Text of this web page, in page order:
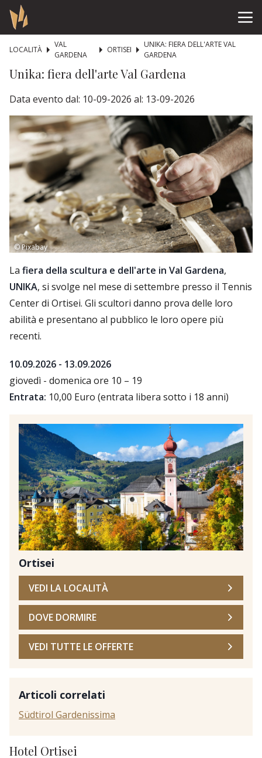
LOCALITÀ
VAL
GARDENA
ORTISEI
UNIKA: FIERA DELL'ARTE VAL
GARDENA
Unika: fiera dell'arte Val Gardena
Data evento dal: 10-09-2026 al: 13-09-2026
© Pixabay
La fiera della scultura e dell'arte in Val Gardena,
UNIKA, si svolge nel mese di settembre presso il Tennis
Center di Ortisei. Gli scultori danno prova delle loro
abilità e presentano al pubblico le loro opere più
recenti.
10.09.2026 - 13.09.2026
giovedì - domenica ore 10 – 19
Entrata: 10,00 Euro (entrata libera sotto i 18 anni)
Ortisei
VEDI LA LOCALITÀ
DOVE DORMIRE
VEDI TUTTE LE OFFERTE
Articoli correlati
Südtirol Gardenissima
Hotel Ortisei